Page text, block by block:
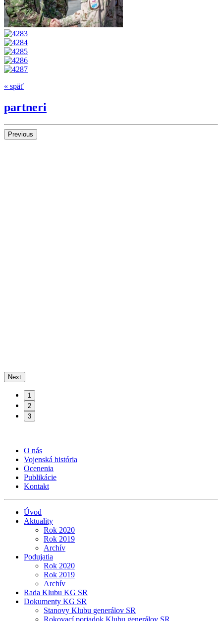
« späť
partneri
Previous
Next
1
2
3
O nás
Vojenská história
Ocenenia
Publikácie
Kontakt
Úvod
Aktuality
Rok 2020
Rok 2019
Archív
Podujatia
Rok 2020
Rok 2019
Archív
Rada Klubu KG SR
Dokumenty KG SR
Stanovy Klubu generálov SR
Rokovací poriadok Klubu generálov SR